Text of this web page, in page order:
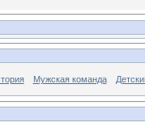
Мужская команда